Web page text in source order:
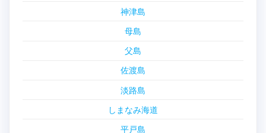
神津島
母島
父島
佐渡島
淡路島
しまなみ海道
平戸島